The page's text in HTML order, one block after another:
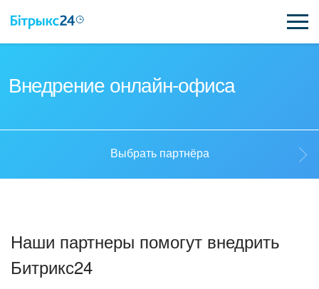
ПОДДЕРЖКА
Внедрение онлайн-офиса
Стать партнёром
Выбрать партнёра
Наши партнеры помогут внедрить
Битрикс24